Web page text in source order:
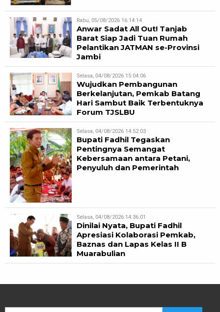
Rabu, 05/08/2026 16:14:14
Anwar Sadat All Out! Tanjab
Barat Siap Jadi Tuan Rumah
Pelantikan JATMAN se-Provinsi
Jambi
Selasa, 04/08/2026 15:04:06
Wujudkan Pembangunan
Berkelanjutan, Pemkab Batang
Hari Sambut Baik Terbentuknya
Forum TJSLBU
Selasa, 04/08/2026 14:52:03
Bupati Fadhil Tegaskan
Pentingnya Semangat
Kebersamaan antara Petani,
Penyuluh dan Pemerintah
Selasa, 04/08/2026 14:36:01
Dinilai Nyata, Bupati Fadhil
Apresiasi Kolaborasi Pemkab,
Baznas dan Lapas Kelas II B
Muarabulian